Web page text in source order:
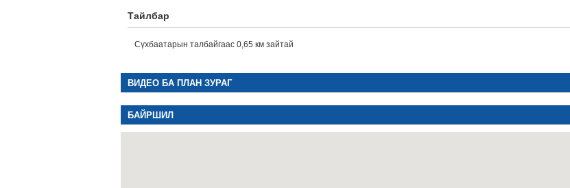
Тайлбар
Сүхбаатарын талбайгаас 0,65 км зайтай
ВИДЕО БА ПЛАН ЗУРАГ
БАЙРШИЛ